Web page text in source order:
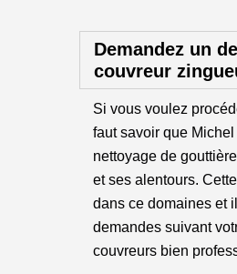
Demandez un
couvreur
Si vous voulez
faut savoir que
nettoyage de
et ses alentours.
dans ce domaines et
demandes suivant
couvreurs bien